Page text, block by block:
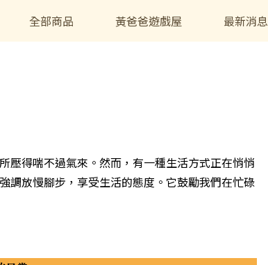
全部商品 黃爸爸遊戲屋 最新消息
壓得喘不過氣來。然而，有一種生活方式正在悄悄
調放慢腳步，享受生活的態度。它鼓勵我們在忙碌